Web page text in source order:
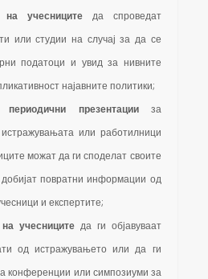
на учесниците да спроведат
или студии на случај за да се
податоци и увид за нивните
најавните политики;
периодични презентацииза
или работилници
можат да ги споделат своите
повратни информации од
и експертите;
учесниците да ги објавуваат
од истражувањето или да ги
конференции или симпозиуми за